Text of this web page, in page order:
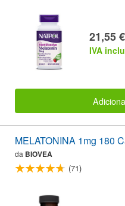
21,55 €
IVA
MELATONINA 1mg 180
da BIOVEA
(71)